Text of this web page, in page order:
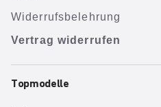
Widerrufsbelehrung
Vertrag widerrufen
Topmodelle